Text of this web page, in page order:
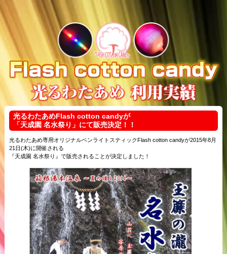
光るわたあめFlash cotton candyが
「天成園 名水祭り」にて販売決定！！
光るわたあめ専用オリジナルペンライトスティックFlash cotton candyが2015年8月
21日(木)に開催される
『天成園 名水祭り』で販売されることが決定しました！